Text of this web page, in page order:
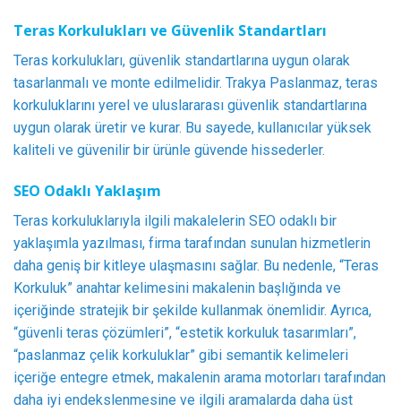
Teras Korkulukları ve Güvenlik Standartları
Teras korkulukları, güvenlik standartlarına uygun olarak
tasarlanmalı ve monte edilmelidir. Trakya Paslanmaz, teras
korkuluklarını yerel ve uluslararası güvenlik standartlarına
uygun olarak üretir ve kurar. Bu sayede, kullanıcılar yüksek
kaliteli ve güvenilir bir ürünle güvende hissederler.
SEO Odaklı Yaklaşım
Teras korkuluklarıyla ilgili makalelerin SEO odaklı bir
yaklaşımla yazılması, firma tarafından sunulan hizmetlerin
daha geniş bir kitleye ulaşmasını sağlar. Bu nedenle, “Teras
Korkuluk” anahtar kelimesini makalenin başlığında ve
içeriğinde stratejik bir şekilde kullanmak önemlidir. Ayrıca,
“güvenli teras çözümleri”, “estetik korkuluk tasarımları”,
“paslanmaz çelik korkuluklar” gibi semantik kelimeleri
içeriğe entegre etmek, makalenin arama motorları tarafından
daha iyi endekslenmesine ve ilgili aramalarda daha üst